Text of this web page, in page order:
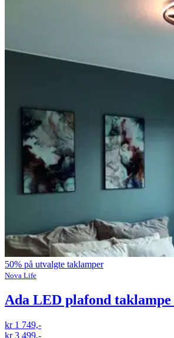
50% på utvalgte taklamper
Nova Life
Ada LED plafond taklampe
kr 1 749,-
kr 3 499,-